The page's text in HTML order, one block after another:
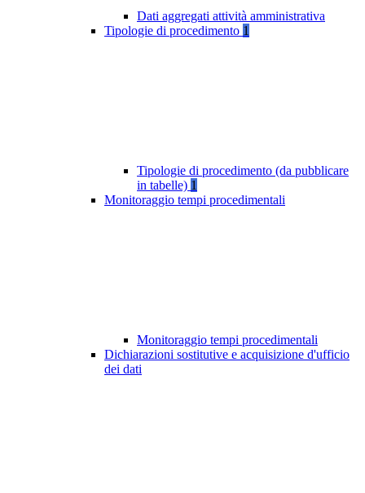
Dati aggregati attività amministrativa
Tipologie di procedimento 1
Tipologie di procedimento (da pubblicare
in tabelle) 1
Monitoraggio tempi procedimentali
Monitoraggio tempi procedimentali
Dichiarazioni sostitutive e acquisizione d'ufficio
dei dati